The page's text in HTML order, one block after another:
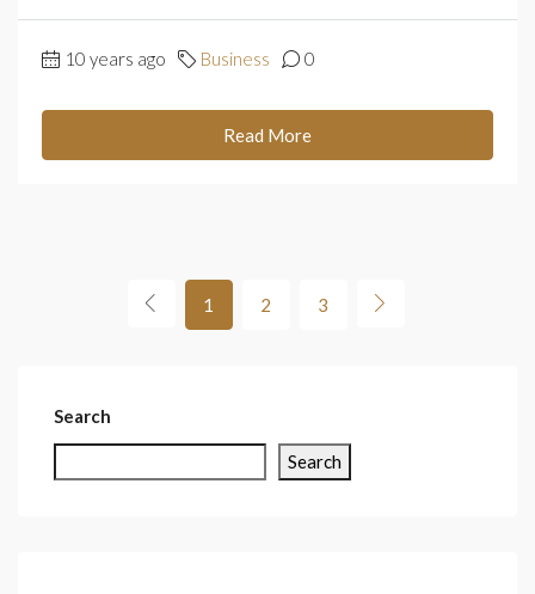
10 years ago Business 0
Read More
1 2 3
Search
Search